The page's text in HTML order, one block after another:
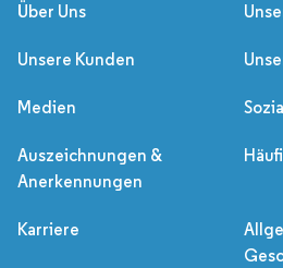
Über Uns
Unsere Kunden
Medien
Auszeichnungen &
Anerkennungen
Karriere